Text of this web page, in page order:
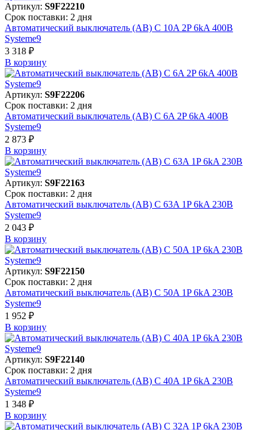
Артикул: S9F22210
Срок поставки: 2 дня
Автоматический выключатель (АВ) C 10A 2P 6kA 400В
Systeme9
3 318 ₽
В корзинy
Артикул: S9F22206
Срок поставки: 2 дня
Автоматический выключатель (АВ) C 6A 2P 6kA 400В
Systeme9
2 873 ₽
В корзинy
Артикул: S9F22163
Срок поставки: 2 дня
Автоматический выключатель (АВ) C 63A 1P 6kA 230В
Systeme9
2 043 ₽
В корзинy
Артикул: S9F22150
Срок поставки: 2 дня
Автоматический выключатель (АВ) C 50A 1P 6kA 230В
Systeme9
1 952 ₽
В корзинy
Артикул: S9F22140
Срок поставки: 2 дня
Автоматический выключатель (АВ) C 40A 1P 6kA 230В
Systeme9
1 348 ₽
В корзинy